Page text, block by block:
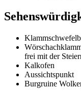
frei mit der
Kalkofen
Aussichtspunkt
Burgruine